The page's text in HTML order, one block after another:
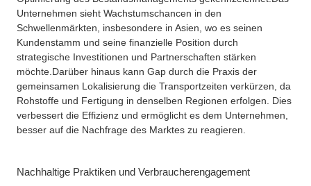
Unternehmen sieht Wachstumschancen in den
Schwellenmärkten, insbesondere in Asien, wo es seinen
Kundenstamm und seine finanzielle Position durch
strategische Investitionen und Partnerschaften stärken
möchte.Darüber hinaus kann Gap durch die Praxis der
gemeinsamen Lokalisierung die Transportzeiten verkürzen, da
Rohstoffe und Fertigung in denselben Regionen erfolgen. Dies
verbessert die Effizienz und ermöglicht es dem Unternehmen,
besser auf die Nachfrage des Marktes zu reagieren.
Nachhaltige Praktiken und Verbraucherengagement